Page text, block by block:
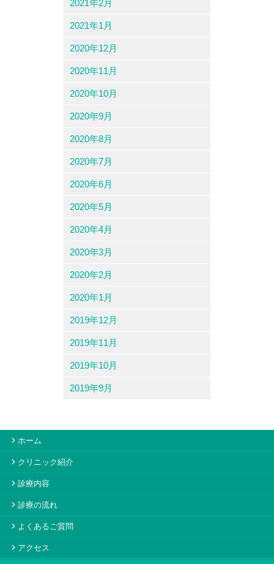
2021年2月
2021年1月
2020年12月
2020年11月
2020年10月
2020年9月
2020年8月
2020年7月
2020年6月
2020年5月
2020年4月
2020年3月
2020年2月
2020年1月
2019年12月
2019年11月
2019年10月
2019年9月
ホーム
クリニック紹介
診療内容
診療の流れ
よくあるご質問
アクセス